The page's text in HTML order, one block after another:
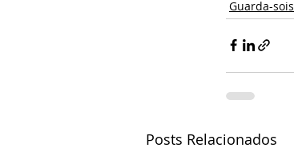
Guarda-sois
Posts Relacionados